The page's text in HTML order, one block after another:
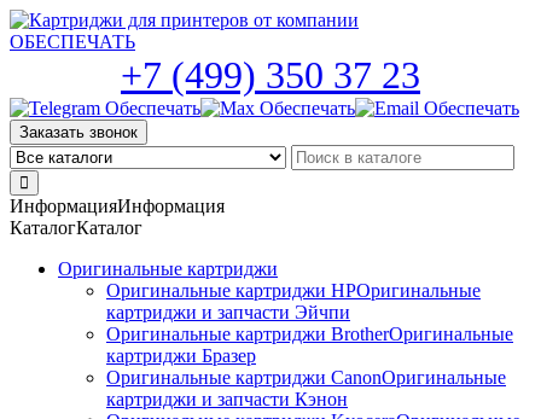
Skip
to
+7 (499) 350 37 23
Заказать звонок
ИнформацияИнформация
КаталогКаталог
Оригинальные картриджи
Оригинальные картриджи HPОригинальные
картриджи и запчасти Эйчпи
Оригинальные картриджи BrotherОригинальные
картриджи Бразер
Оригинальные картриджи CanonОригинальные
картриджи и запчасти Кэнон